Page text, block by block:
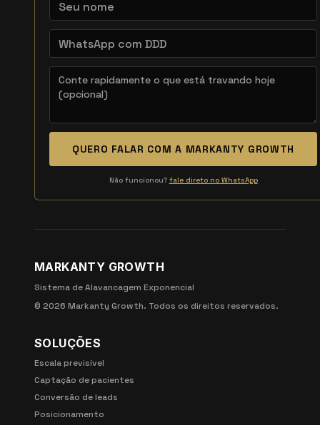
QUERO FALAR COM A MARKANTY GROWTH
Não funcionou? fale direto no WhatsApp
MARKANTY GROWTH
Sistema de Alavancagem Exponencial
© 2026 Markanty Growth. Todos os direitos reservados.
SOLUÇÕES
Escala previsível
Captação de pacientes
Conversão de leads
Posicionamento